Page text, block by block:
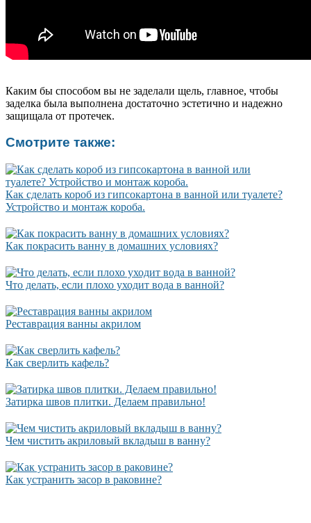
Каким бы способом вы не заделали щель, главное, чтобы
заделка была выполнена достаточно эстетично и надежно
защищала от протечек.
Смотрите также:
Как сделать короб из гипсокартона в ванной или туалете?
Устройство и монтаж короба.
Как покрасить ванну в домашних условиях?
Что делать, если плохо уходит вода в ванной?
Реставрация ванны акрилом
Как сверлить кафель?
Затирка швов плитки. Делаем правильно!
Чем чистить акриловый вкладыш в ванну?
Как устранить засор в раковине?